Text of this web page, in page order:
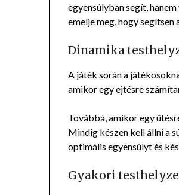
egyensúlyban segít,
emelje meg, hogy segítsen
Dinamika
A játék során a
amikor egy ejtésre
Továbbá, amikor egy
Mindig készen kell állni a
optimális egyensúlyt és
Gyakori